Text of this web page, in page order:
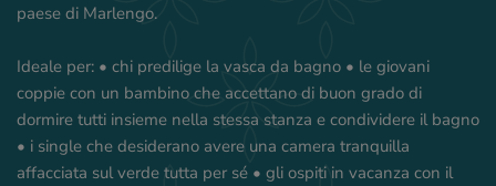
paese di Marlengo.
Ideale per: • chi predilige la vasca da bagno • le giovani
coppie con un bambino che accettano di buon grado di
dormire tutti insieme nella stessa stanza e condividere il bagno
• i single che desiderano avere una camera tranquilla
affacciata sul verde tutta per sé • gli ospiti in vacanza con il